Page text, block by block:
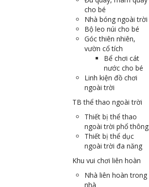
cho bé
Nhà bóng ngoài trời
Bộ leo núi cho bé
Góc thiên nhiên,
vườn cổ tích
Bể chơi cát
nước cho bé
Linh kiện đồ chơi
ngoài trời
TB thể thao ngoài trời
Thiết bị thể thao
ngoài trời phổ thông
Thiết bị thể dục
ngoài trời đa năng
Khu vui chơi liên hoàn
Nhà liên hoàn trong
nhà